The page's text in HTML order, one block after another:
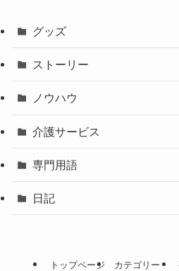
グッズ
ストーリー
ノウハウ
介護サービス
専門用語
日記
トップページ
カテゴリー